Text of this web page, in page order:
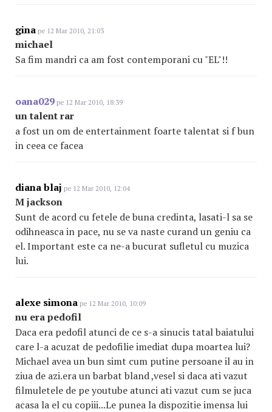
gina pe 12 Mar 2010, 21:03
michael
Sa fim mandri ca am fost contemporani cu "EL"!!
oana029 pe 12 Mar 2010, 18:39
un talent rar
a fost un om de entertainment foarte talentat si f bun
in ceea ce facea
diana blaj pe 12 Mar 2010, 12:04
M jackson
Sunt de acord cu fetele de buna credinta, lasati-l sa se
odihneasca in pace, nu se va naste curand un geniu ca
el. Important este ca ne-a bucurat sufletul cu muzica
lui.
alexe simona pe 12 Mar 2010, 10:09
nu era pedofil
Daca era pedofil atunci de ce s-a sinucis tatal baiatului
care l-a acuzat de pedofilie imediat dupa moartea lui?
Michael avea un bun simt cum putine persoane il au in
ziua de azi.era un barbat bland ,vesel si daca ati vazut
filmuletele de pe youtube atunci ati vazut cum se juca
acasa la el cu copiii...Le punea la dispozitie imensa lui